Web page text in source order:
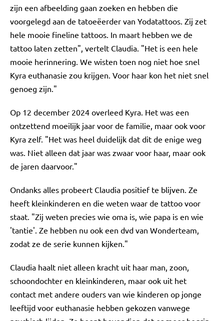
zijn een afbeelding gaan zoeken en hebben die
voorgelegd aan de tatoeëerder van Yodatattoos. Zij zet
hele mooie fineline tattoos. In maart hebben we de
tattoo laten zetten", vertelt Claudia. "Het is een hele
mooie herinnering. We wisten toen nog niet hoe snel
Kyra euthanasie zou krijgen. Voor haar kon het niet snel
genoeg zijn."
Op 12 december 2024 overleed Kyra. Het was een
ontzettend moeilijk jaar voor de familie, maar ook voor
Kyra zelf. "Het was heel duidelijk dat dit de enige weg
was. Niet alleen dat jaar was zwaar voor haar, maar ook
de jaren daarvoor."
Ondanks alles probeert Claudia positief te blijven. Ze
heeft kleinkinderen en die weten waar de tattoo voor
staat. "Zij weten precies wie oma is, wie papa is en wie
'tantie'. Ze hebben nu ook een dvd van Wonderteam,
zodat ze de serie kunnen kijken."
Claudia haalt niet alleen kracht uit haar man, zoon,
schoondochter en kleinkinderen, maar ook uit het
contact met andere ouders van wie kinderen op jonge
leeftijd voor euthanasie hebben gekozen vanwege